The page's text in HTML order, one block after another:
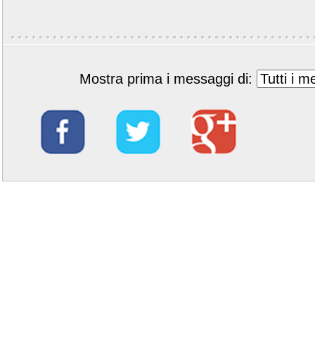
Mostra prima i messaggi di: